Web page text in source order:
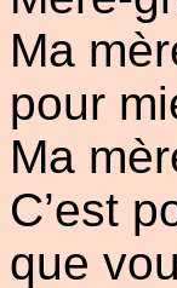
Ma
pour
Ma
C’est
que